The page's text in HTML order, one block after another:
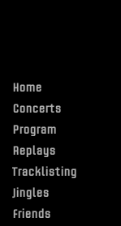
Home
Concerts
Program
Replays
Tracklisting
Jingles
Friends